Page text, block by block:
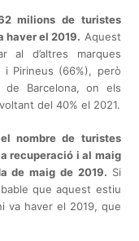
milions de turistes
haver el 2019. Aquest
al d’altres marques
i Pirineus (66%), però
Barcelona, on els
del 40% el 2021.
el nombre de turistes
recuperació i al maig
de maig de 2019. Si
que aquest estiu
va haver el 2019, que